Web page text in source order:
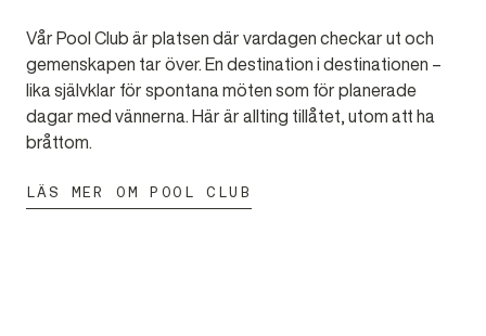
Vår Pool Club är platsen där vardagen checkar ut och
gemenskapen tar över. En destination i destinationen –
lika självklar för spontana möten som för planerade
dagar med vännerna. Här är allting tillåtet, utom att ha
bråttom.
LÄS MER OM POOL CLUB